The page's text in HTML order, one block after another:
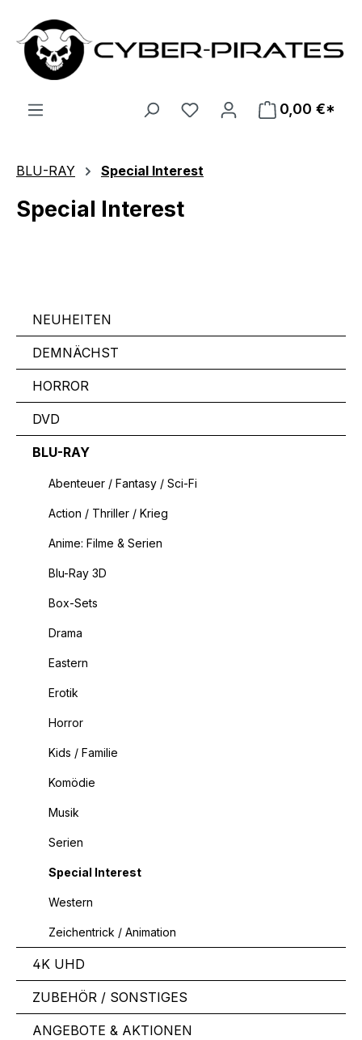
Zum Hauptinhalt springen
0,00 €*
BLU-RAY Special Interest
Special Interest
NEUHEITEN
DEMNÄCHST
HORROR
DVD
BLU-RAY
Abenteuer / Fantasy / Sci-Fi
Action / Thriller / Krieg
Anime: Filme & Serien
Blu-Ray 3D
Box-Sets
Drama
Eastern
Erotik
Horror
Kids / Familie
Komödie
Musik
Serien
Special Interest
Western
Zeichentrick / Animation
4K UHD
ZUBEHÖR / SONSTIGES
ANGEBOTE & AKTIONEN